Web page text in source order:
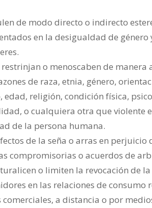
de modo directo o indirecto
en la desigualdad de género
o menoscaben de
de raza, etnia, género,
edad, religión, condición física,
o cualquiera otra que violente
de la persona humana.
de la seña o arras en perjuicio
compromisorias o acuerdos de
o limiten la revocación de
en las relaciones de consumo
a distancia o por